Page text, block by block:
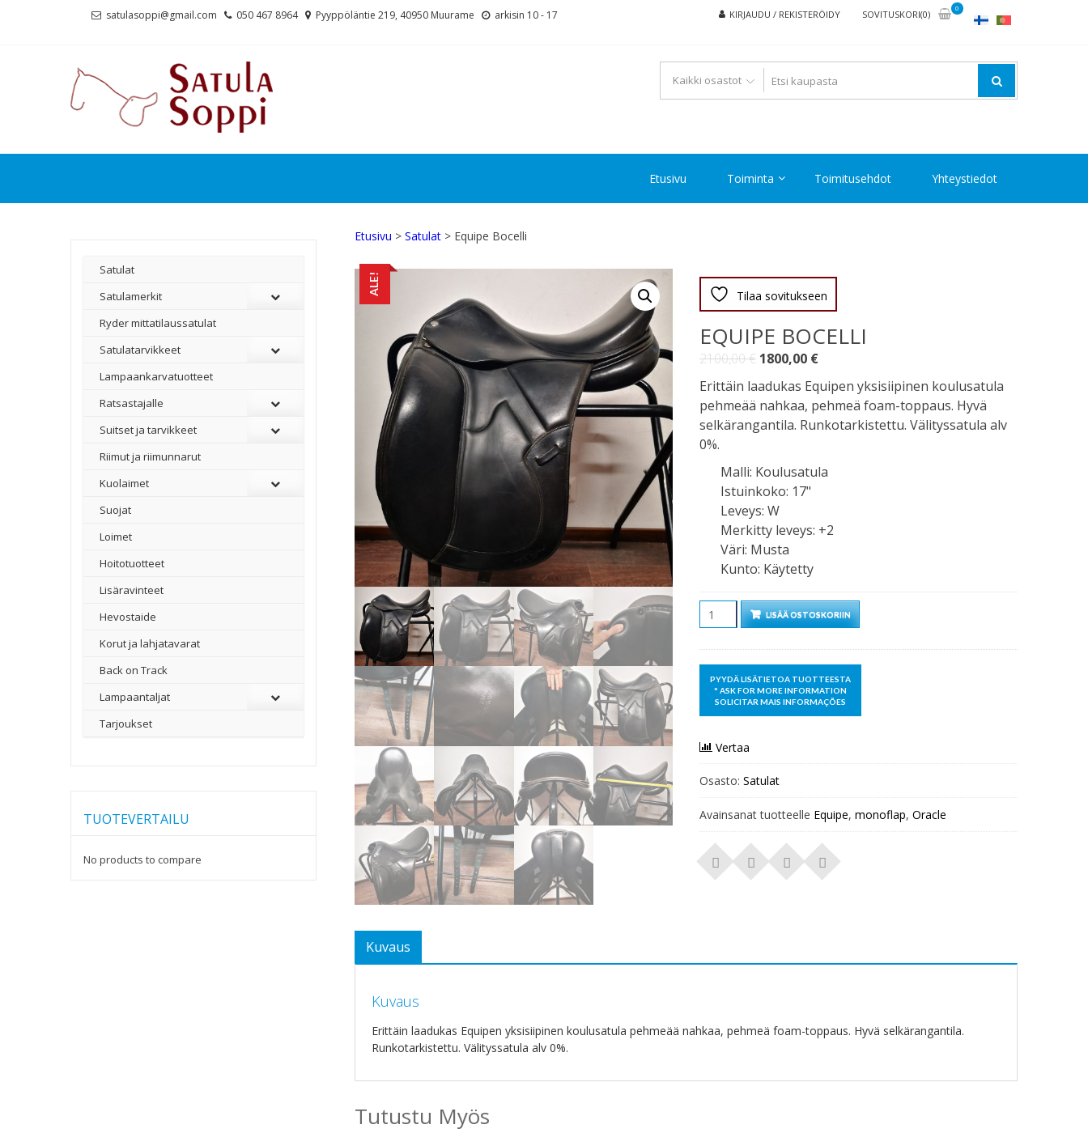
satulasoppi@gmail.com 050 467 8964 Pyyppöläntie 219, 40950 Muurame arkisin 10 - 17 KIRJAUDU / REKISTERÖIDY SOVITUSKORI(0)
0
Etusivu Toiminta Toimitusehdot Yhteystiedot
Etusivu > Satulat > Equipe Bocelli
ALE! Tilaa sovitukseen
EQUIPE BOCELLI
2100,00€ Alkuperäinen
hinta
oli:
2100,00 €.
1800,00 €Nykyinen
hinta
on:
1800,00 €.
Erittäin laadukas Equipen yksisiipinen koulusatula
pehmeää nahkaa, pehmeä foam-toppaus. Hyvä
selkärangantila. Runkotarkistettu. Välityssatula alv
0%.
Malli: Koulusatula
Istuinkoko: 17"
Leveys: W
Merkitty leveys: +2
Väri: Musta
Kunto: Käytetty
Määrä LISÄÄ OSTOSKORIIN
Vertaa
Osasto: Satulat
Avainsanat tuotteelle Equipe, monoflap, Oracle
Kuvaus
Kuvaus
Erittäin laadukas Equipen yksisiipinen koulusatula pehmeää nahkaa, pehmeä foam-toppaus. Hyvä selkärangantila.
Runkotarkistettu. Välityssatula alv 0%.
Tutustu Myös
Satulat
Satulamerkit
Ryder mittatilaussatulat
Satulatarvikkeet
–
Lampaankarvatuotteet
Ratsastajalle
Suitset ja tarvikkeet
Riimut ja riimunnarut
Kuolaimet
Suojat
Loimet
Hoitotuotteet
Lisäravinteet
Hevostaide
Korut ja lahjatavarat
Back on Track
Lampaantaljat
Tarjoukset
TUOTEVERTAILU
No products to compare